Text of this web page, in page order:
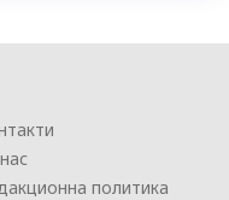
политика